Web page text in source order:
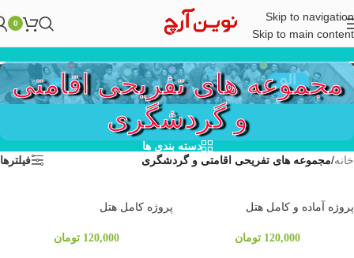
Skip to navigation
Skip to main content
0
مجموعه های تفریحی اقامتی
و گردشگری
دسته بندی ها
خانه/مجموعه های تفریحی اقامتی و گردشگری فیلترها
پروژه آماده و کامل هتل
120,000 تومان
پروژه کامل هتل
120,000 تومان